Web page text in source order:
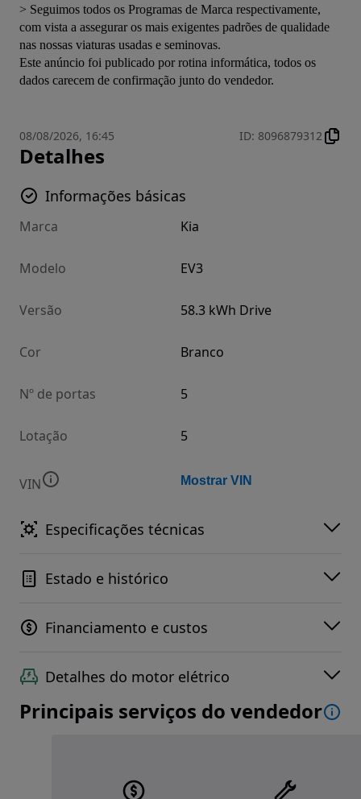
> Seguimos todos os Programas de Marca respectivamente,
com vista a assegurar os mais exigentes padrões de qualidade
nas nossas viaturas usadas e seminovas.
Este anúncio foi publicado por rotina informática, todos os
dados carecem de confirmação junto do vendedor.
08/08/2026, 16:45 ID: 8096879312
Detalhes
Informações básicas
Marca Kia
Modelo EV3
Versão 58.3 kWh Drive
Cor Branco
Nº de portas 5
Lotação 5
VIN Mostrar VIN
Especificações técnicas
Estado e histórico
Financiamento e custos
Detalhes do motor elétrico
Principais serviços do vendedor